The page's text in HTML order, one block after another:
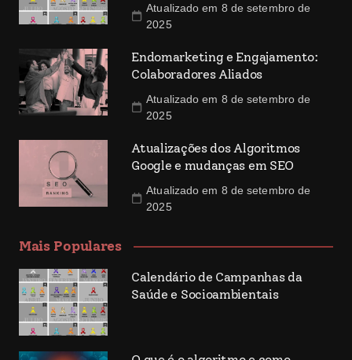
Atualizado em 8 de setembro de
2025
Endomarketing e Engajamento:
Colaboradores Aliados
Atualizado em 8 de setembro de
2025
Atualizações dos Algoritmos
Google e mudanças em SEO
Atualizado em 8 de setembro de
2025
Mais Populares
Calendário de Campanhas da
Saúde e Socioambientais